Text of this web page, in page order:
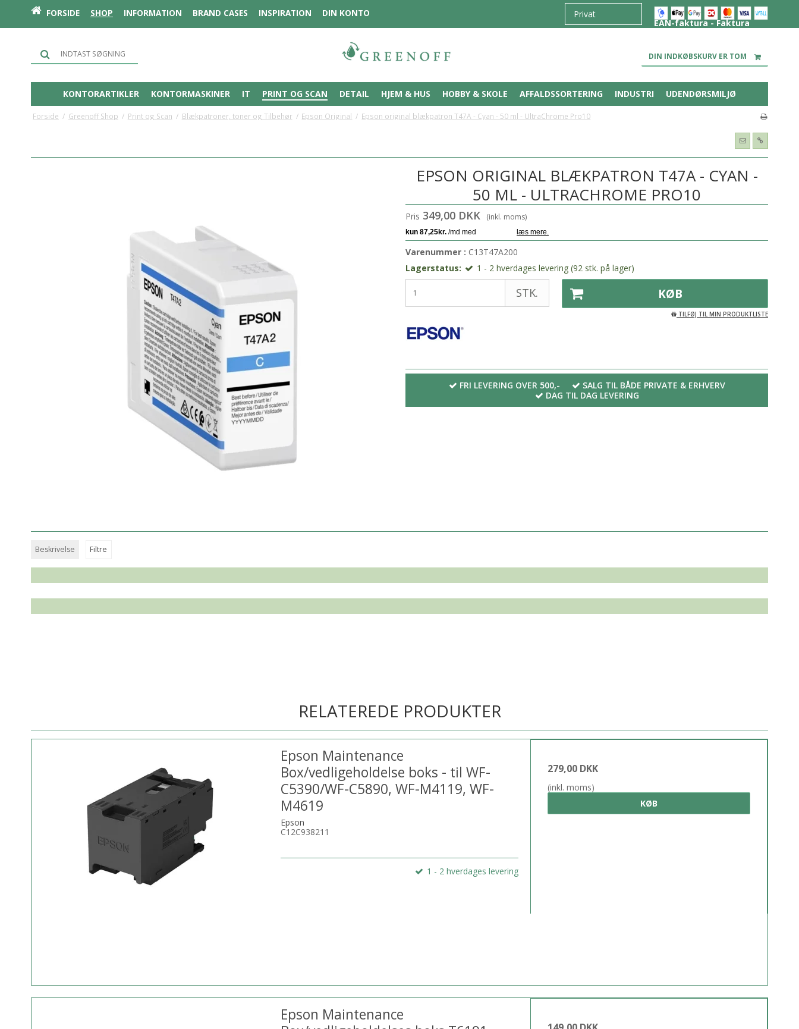
FORSIDE SHOP INFORMATION BRAND CASES INSPIRATION DIN KONTO
EAN-faktura - Faktura
DIN INDKØBSKURV ER TOM
KONTORARTIKLER KONTORMASKINER IT PRINT OG SCAN DETAIL HJEM & HUS HOBBY & SKOLE AFFALDSSORTERING INDUSTRI UDENDØRSMILJØ
Forside / Greenoff Shop / Print og Scan / Blækpatroner, toner og Tilbehør / Epson Original / Epson original blækpatron T47A - Cyan - 50 ml - UltraChrome Pro10
EPSON ORIGINAL BLÆKPATRON T47A - CYAN -
50 ML - ULTRACHROME PRO10
Pris 349,00 DKK (inkl. moms)
Varenummer : C13T47A200
Lagerstatus:
1 - 2 hverdages levering (92 stk. på lager)
STK. KØB
TILFØJ TIL MIN PRODUKTLISTE
FRI LEVERING OVER 500,-
SALG TIL BÅDE PRIVATE & ERHVERV
DAG TIL DAG LEVERING
Beskrivelse Filtre
RELATEREDE PRODUKTER
Epson Maintenance
Box/vedligeholdelse boks - til WF-
C5390/WF-C5890, WF-M4119, WF-
M4619
Epson
C12C938211
1 - 2 hverdages levering
279,00 DKK
(inkl. moms)
KØB
Epson Maintenance